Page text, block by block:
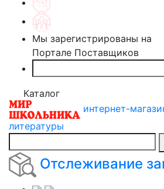
Мы зарегистрированы на
Портале Поставщиков
Каталог
интернет-
литературы
Отслеживание